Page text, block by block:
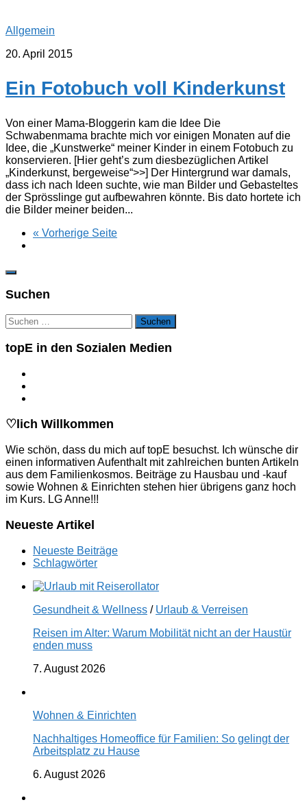
Allgemein
20. April 2015
Ein Fotobuch voll Kinderkunst
Von einer Mama-Bloggerin kam die Idee Die
Schwabenmama brachte mich vor einigen Monaten auf die
Idee, die „Kunstwerke“ meiner Kinder in einem Fotobuch zu
konservieren. [Hier geht’s zum diesbezüglichen Artikel
„Kinderkunst, bergeweise“>>] Der Hintergrund war damals,
dass ich nach Ideen suchte, wie man Bilder und Gebasteltes
der Sprösslinge gut aufbewahren könnte. Bis dato hortete ich
die Bilder meiner beiden...
« Vorherige Seite
Suchen
Suchen
nach:
topE in den Sozialen Medien
♡lich Willkommen
Wie schön, dass du mich auf topE besuchst. Ich wünsche dir
einen informativen Aufenthalt mit zahlreichen bunten Artikeln
aus dem Familienkosmos. Beiträge zu Hausbau und -kauf
sowie Wohnen & Einrichten stehen hier übrigens ganz hoch
im Kurs. LG Anne!!!
Neueste Artikel
Neueste Beiträge
Schlagwörter
Gesundheit & Wellness / Urlaub & Verreisen
Reisen im Alter: Warum Mobilität nicht an der Haustür
enden muss
7. August 2026
Wohnen & Einrichten
Nachhaltiges Homeoffice für Familien: So gelingt der
Arbeitsplatz zu Hause
6. August 2026